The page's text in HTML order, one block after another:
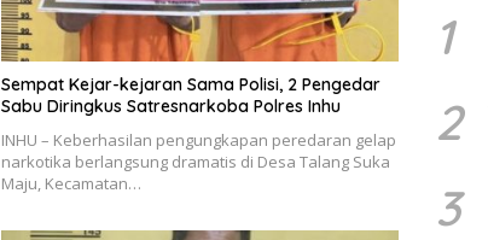
Sempat Kejar-kejaran Sama Polisi, 2 Pengedar
Sabu Diringkus Satresnarkoba Polres Inhu
INHU – Keberhasilan pengungkapan peredaran gelap
narkotika berlangsung dramatis di Desa Talang Suka
Maju, Kecamatan…
1
2
3